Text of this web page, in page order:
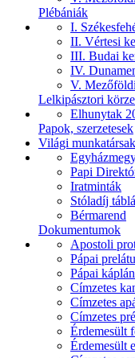
Plébániák
I.
II. Vértesi
III. Budai
IV.
V.
Lelkipásztori
Elhunytak
Papok, szerzetesek
Világi munkatársak
Papi
Iratminták
Stóladíj
Bérmarend
Dokumentumok
Apostoli
Pápai
Pápai
Címzetes
Címzetes
Címzetes
Érdemesült
Érdemesült